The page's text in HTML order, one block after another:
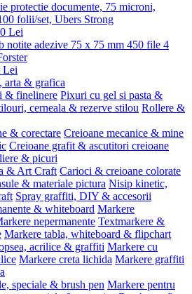
protectie documente, 75 microni,
folii/set, Ubers Strong
Lei
notite adezive 75 x 75 mm 450 file 4
Lei
arta & grafica
& finelinere Pixuri cu gel si pasta &
cerneala & rezerve stilou Rollere &
& corectare Creioane mecanice & mine
Creioane grafit & ascutitori creioane
& picuri
& Art Craft Carioci & creioane colorate
& materiale pictura Nisip kinetic,
Spray graffiti, DIY & accesorii
& whiteboard Markere
nepermanente Textmarkere &
Markere tabla, whiteboard & flipchart
acrilice & graffiti Markere cu
Markere creta lichida Markere graffiti
speciale & brush pen Markere pentru